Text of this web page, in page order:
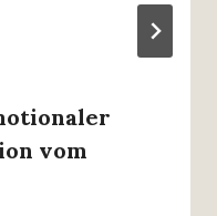
vom